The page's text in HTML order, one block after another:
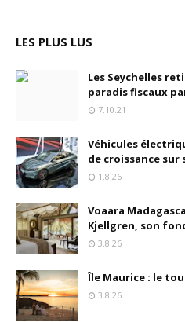
LES PLUS LUS
Les Seychelles
paradis fiscaux
7.10.21
Véhicules
de croissance sur
1.8.26
Voaara
Kjellgren, son
3.8.26
Île Maurice : le
3.8.26